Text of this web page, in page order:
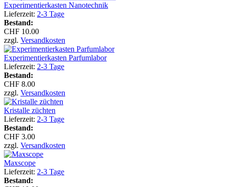
Experimentierkasten Nanotechnik
Lieferzeit: 2-3 Tage
Bestand:
CHF 10.00
zzgl. Versandkosten
Experimentierkasten Parfumlabor
Lieferzeit: 2-3 Tage
Bestand:
CHF 8.00
zzgl. Versandkosten
Kristalle züchten
Lieferzeit: 2-3 Tage
Bestand:
CHF 3.00
zzgl. Versandkosten
Maxscope
Lieferzeit: 2-3 Tage
Bestand: